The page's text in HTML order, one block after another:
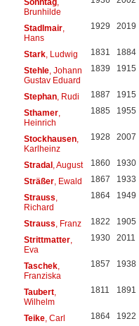
Brunhilde
Stadlmair,
Hans
1929 2019
Stark, Ludwig 1831 1884
Stehle, Johann
Gustav Eduard
1839 1915
Stephan, Rudi 1887 1915
Sthamer,
Heinrich
1885 1955
Stockhausen,
Karlheinz
1928 2007
Stradal, August 1860 1930
Sträßer, Ewald 1867 1933
Strauss
Richard
1864 1949
Strauss , Franz 1822 1905
Strittmatter,
Eva
1930 2011
Taschek,
Franziska
1857 1938
Taubert,
Wilhelm
1811 1891
Teike, Carl 1864 1922